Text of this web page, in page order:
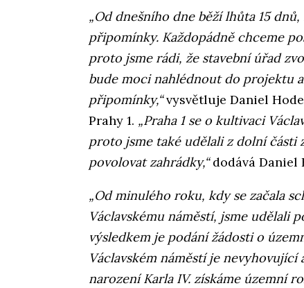
„Od dnešního dne běží lhůta 15
připomínky. Každopádně chceme
proto jsme rádi, že stavební úřad
bude moci nahlédnout do projektu
připomínky,“vysvětluje Daniel
Prahy 1. „Praha 1 se o kultivaci
proto jsme také udělali z dolní části
povolovat zahrádky,“dodává Daniel
„Od minulého roku, kdy se začala
Václavskému náměstí, jsme udělali
výsledkem je podání žádosti o
Václavském náměstí je
narození Karla IV. získáme územní